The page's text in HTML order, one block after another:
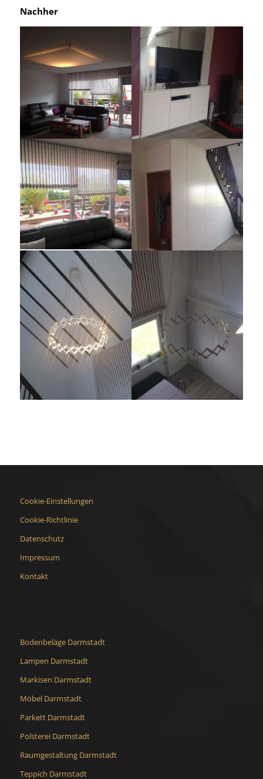
Nachher
Cookie-Einstellungen
Cookie-Richtlinie
Datenschutz
Impressum
Kontakt
Bodenbeläge Darmstadt
Lampen Darmstadt
Markisen Darmstadt
Möbel Darmstadt
Parkett Darmstadt
Polsterei Darmstadt
Raumgestaltung Darmstadt
Teppich Darmstadt